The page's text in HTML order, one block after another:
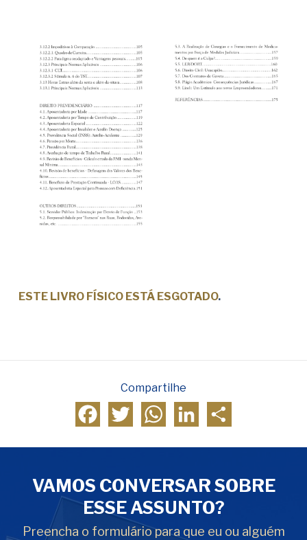
ESTE LIVRO FÍSICO ESTÁ ESGOTADO.
Compartilhe
FacebookTwitter WhatsAppLinkedIn
VAMOS CONVERSAR SOBRE
ESSE ASSUNTO?
Preencha o formulário para que eu ou alguém